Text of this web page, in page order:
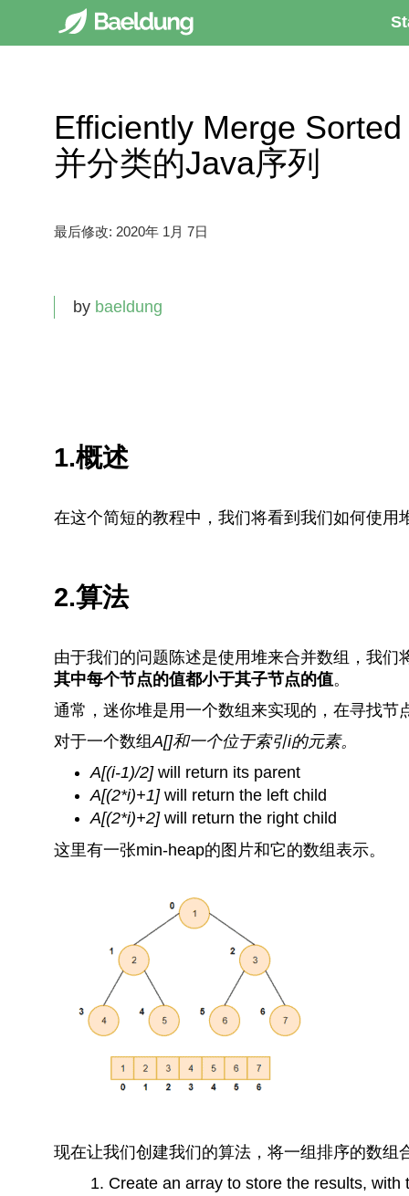
Efficiently Merge
并分类的Java序列
最后修改: 2020年 1月 7日
by baeldung
1.概述
在这个简短的教程中，我们将看到我们如何使用
2.算法
由于我们的问题陈述是使用堆来合并数组，我
其中每个节点的值都小于其子节点的值。
通常，迷你堆是用一个数组来实现的，在寻找节
对于一个数组A[]和一个位于索引i的元素。
A[(i-1)/2]will return its parent
A[(2*i)+1]will return the left child
A[(2*i)+2]will return the right child
这里有一张min-heap的图片和它的数组表示。
现在让我们创建我们的算法，将一组排序的数组
Create an array to store the results,